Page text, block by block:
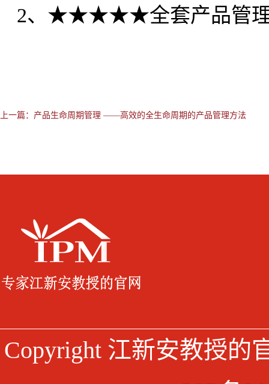
2、★★★★★全套产品管理
上一篇： 产品生命周期管理 ——高效的全生命周期的产品管理方法
Copyright 江新安教授的